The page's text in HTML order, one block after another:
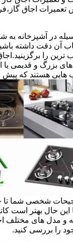
تعمیرات اجاق
در آشپزخانه به
آن دقت داشته
ترین را
بزرگ و قدیمی یا
هایی هستند که
شخصی شما تا
با این حال بهتر است
و مدل های مختلف
را بررسی کنید.